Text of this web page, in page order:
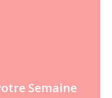
Semaine